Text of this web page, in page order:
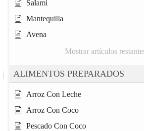
Salami
Mantequilla
Avena
Mostrar artículos
ALIMENTOS PREPARADOS
Arroz Con Leche
Arroz Con Coco
Pescado Con Coco